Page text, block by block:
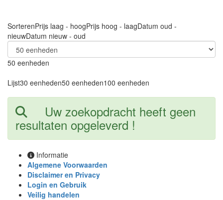
SorterenPrijs laag - hoogPrijs hoog - laagDatum oud -
nieuwDatum nieuw - oud
50 eenheden
Lijst30 eenheden50 eenheden100 eenheden
Uw zoekopdracht heeft geen
resultaten opgeleverd !
Informatie
Algemene Voorwaarden
Disclaimer en Privacy
Login en Gebruik
Veilig handelen